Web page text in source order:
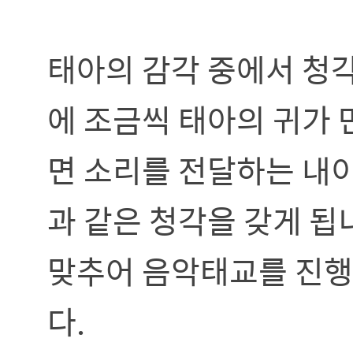
태아의 감각 중에서 청
에 조금씩 태아의 귀가
면 소리를 전달하는 내
과 같은 청각을 갖게
맞추어 음악태교를 진
다.